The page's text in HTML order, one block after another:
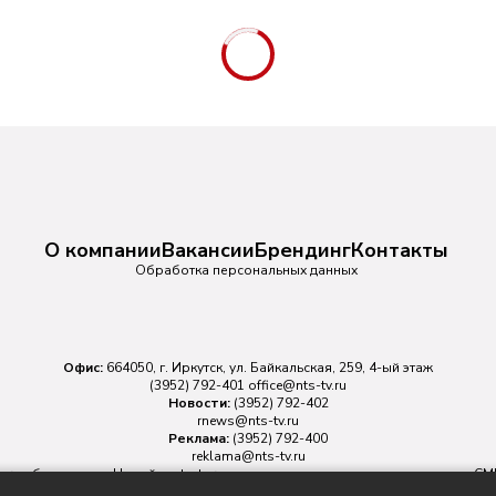
О компанииВакансииБрендингКонтакты
Обработка персональных данных
Офис: 664050, г. Иркутск, ул. Байкальская, 259, 4-ый этаж
(3952) 792-401 office@nts-tv.ru
Новости: (3952) 792-402
rnews@nts-tv.ru
Реклама: (3952) 792-400
reklama@nts-tv.ru
обязательна. На сайте nts-tv.ru размещаются в том числе материалы